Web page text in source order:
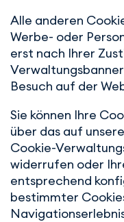
Alle anderen
Werbe- oder
erst nach Ihrer
Besuch auf der
Sie können Ihre
über das auf
Cookie-
widerrufen oder
entsprechend
bestimmter